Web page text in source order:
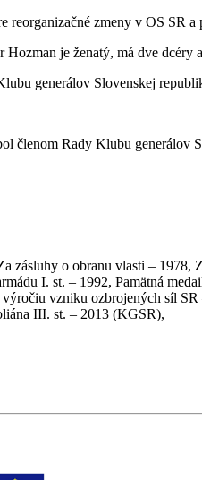
reorganizačné zmeny v OS SR
Hozman je ženatý, má dve dcéry
generálov Slovenskej
členom Rady Klubu generálov
zásluhy o obranu vlasti –
I. st. – 1992, Pamätná
vzniku ozbrojených síl
III. st. – 2013 (KGSR),